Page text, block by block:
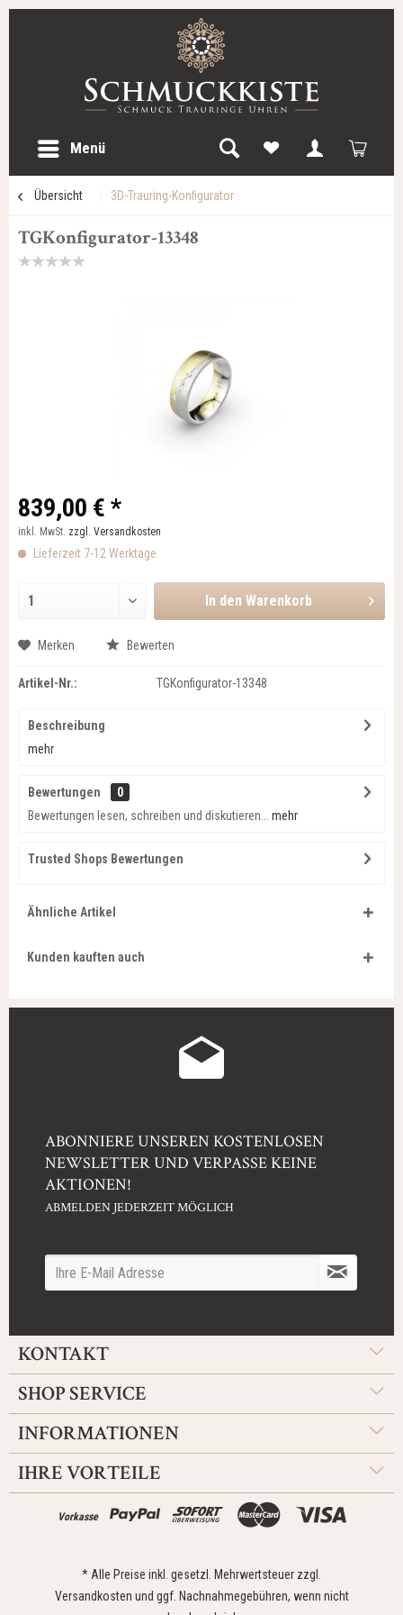
Menü
Übersicht 3D-Trauring-Konfigurator
TGKonfigurator-13348
839,00 € *
inkl. MwSt. zzgl. Versandkosten
Lieferzeit 7-12 Werktage
In den Warenkorb
Merken Bewerten
Artikel-Nr.: TGKonfigurator-13348
Beschreibung
mehr
Bewertungen
0
Bewertungen lesen, schreiben und diskutieren...
mehr
Trusted Shops Bewertungen
Ähnliche Artikel
Kunden kauften auch
ABONNIERE UNSEREN KOSTENLOSEN
NEWSLETTER UND VERPASSE KEINE
AKTIONEN!
ABMELDEN JEDERZEIT MÖGLICH
KONTAKT
SHOP SERVICE
INFORMATIONEN
IHRE VORTEILE
Vorkasse
* Alle Preise inkl. gesetzl. Mehrwertsteuer zzgl.
Versandkosten und ggf. Nachnahmegebühren, wenn nicht